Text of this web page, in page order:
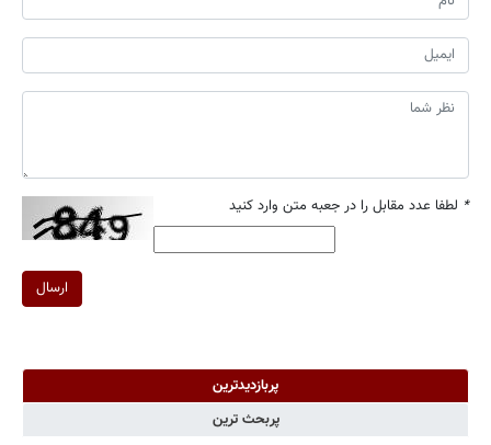
* لطفا عدد مقابل را در جعبه متن وارد کنید
ارسال
پربازدیدترین
پربحث ترین